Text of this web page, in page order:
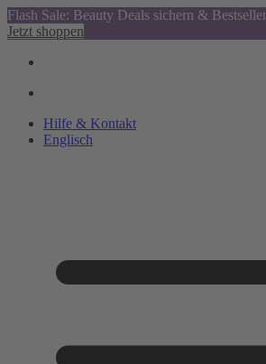
Flash Sale: Beauty Deals sichern &
Jetzt shoppen
Hilfe & Kontakt
Englisch